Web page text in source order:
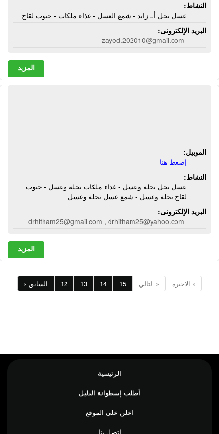
النشاط:
عسل نحل ألـ زايد - شمع العسل - غذاء ملكات - حبوب لقاح
البريد الإلكترونى:
zayed.202010@gmail.com
المزيد
الموبيل:
إضغط هنا
النشاط:
عسل نحل نحلة وعسل - غذاء ملكات نحلة وعسل - حبوب
لقاح نحلة وعسل - شمع عسل نحلة وعسل
البريد الإلكترونى:
drhitham25@gmail.com , drhitham25@yahoo.com
المزيد
« السابق 12 13 14 15 التالي » الاخيرة »
الرئيسية
أطلب إسطوانة الدليل
اعلن على الموقع
إتصل بنا